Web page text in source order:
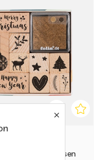
+ stempelkussen